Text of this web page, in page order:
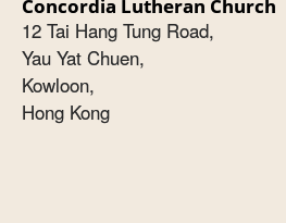
Concordia Lutheran Church
12 Tai Hang Tung Road,
Yau Yat Chuen,
Kowloon,
Hong Kong